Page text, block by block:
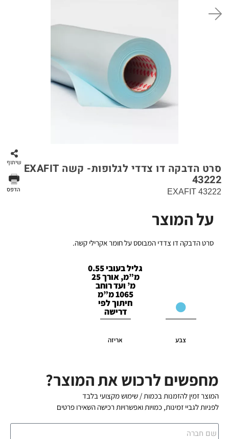
שיתוף סרט הדבקה דו צדדי לגלופות- קשה EXAFIT
43222
הדפס EXAFIT 43222
על המוצר
סרט הדבקה דו צדדי המבוסס על חומר אקרילי קשה.
צבע
גליל בעובי 0.55
מ”מ, אורך 25
מ’ ועד רוחב
1065 מ”מ
חיתוך לפי
דרישה
אריזה
מחפשים לרכוש את המוצר?
המוצר זמין להזמנות בכמות / שימוש מקצועי בלבד
לפניות לגביי זמינות, כמויות ואפשרויות רכישה השאירו פרטים